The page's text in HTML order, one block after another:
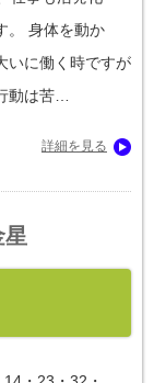
。 身体を動か
いに働く時ですが
動は苦…
詳細を見る